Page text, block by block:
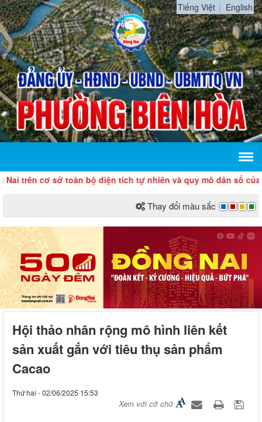
Tiếng Việt English
cơ sở toàn bộ diện tích tự nhiên và quy mô dân số của
Thay đổi màu sắc
Hội thảo nhân rộng mô hình liên kết
sản xuất gắn với tiêu thụ sản phẩm
Cacao
Thứ hai - 02/06/2025 15:53
Xem với cỡ chữ